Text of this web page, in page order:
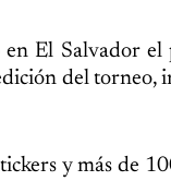
El Salvador
del torneo,
y más de